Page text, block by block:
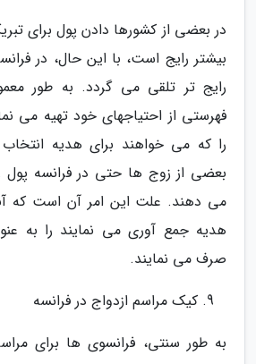
در بعضی از کشورها دادن پول برای
بیشتر رایج است، با این حال، در
رایج تر تلقی می گردد. به طور
فهرستی از احتیاجهای خود تهیه می
را که می خواهند برای هدیه انتخاب
بعضی از زوج ها حتی در فرانسه پول
می دهند. علت این امر آن است که
هدیه جمع آوری می نمایند را به
صرف می نمایند.
کیک مراسم ازدواج در فرانسه
به طور سنتی، فرانسوی ها برای